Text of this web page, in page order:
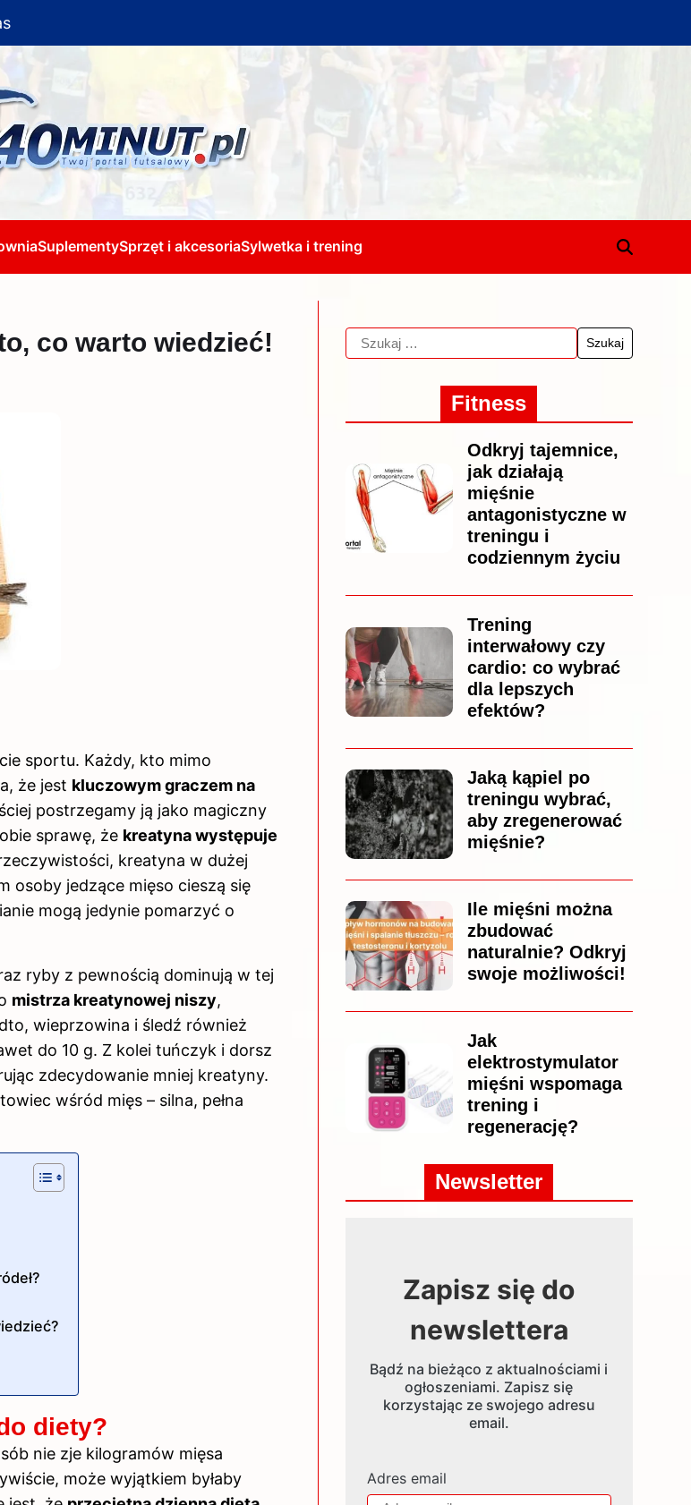
SuplementySprzęt i akcesoriaSylwetka i trening
co warto wiedzieć!
sportu. Każdy, kto mimo
że jest kluczowym graczem na
postrzegamy ją jako magiczny
sprawę, że kreatyna występuje
kreatyna w dużej
osoby jedzące mięso cieszą się
mogą jedynie pomarzyć o
ryby z pewnością dominują w tej
mistrza kreatynowej niszy,
wieprzowina i śledź również
do 10 g. Z kolei tuńczyk i dorsz
zdecydowanie mniej kreatyny.
wśród mięs – silna, pełna
diety?
nie zje kilogramów mięsa
może wyjątkiem byłaby
Fitness
Odkryj tajemnice,
jak działają
mięśnie
antagonistyczne w
treningu i
codziennym życiu
Trening
interwałowy czy
cardio: co wybrać
dla lepszych
efektów?
Jaką kąpiel po
treningu wybrać,
aby zregenerować
mięśnie?
Ile mięśni można
zbudować
naturalnie? Odkryj
swoje możliwości!
Jak
elektrostymulator
mięśni wspomaga
trening i
regenerację?
Newsletter
Zapisz się do
newslettera
Bądź na bieżąco z aktualnościami i
ogłoszeniami. Zapisz się
korzystając ze swojego adresu
email.
Adres email